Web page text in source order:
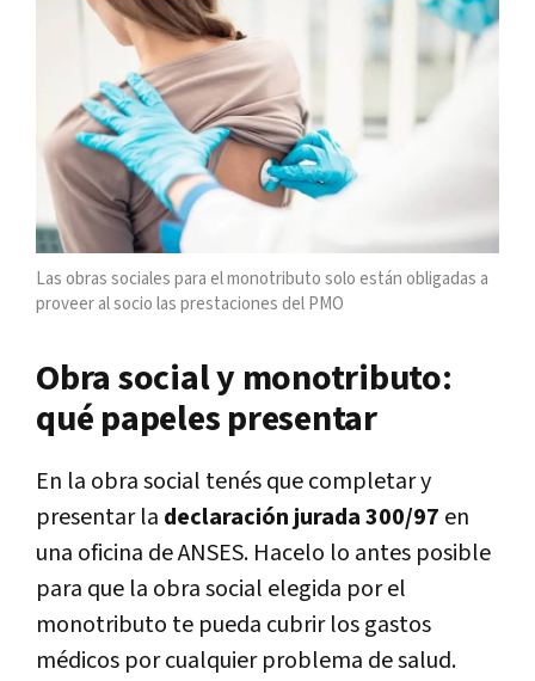
Las obras sociales para el monotributo solo están obligadas a
proveer al socio las prestaciones del PMO
Obra social y monotributo:
qué papeles presentar
En la obra social tenés que completar y
presentar la declaración jurada 300/97 en
una oficina de ANSES. Hacelo lo antes posible
para que la obra social elegida por el
monotributo te pueda cubrir los gastos
médicos por cualquier problema de salud.